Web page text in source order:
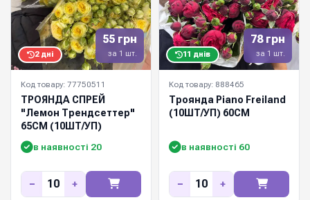
55 грн
за 1 шт.
2 дні
Код товару: 77750511
ТРОЯНДА СПРЕЙ
"Лемон Трендсеттер"
65СМ (10ШТ/УП)
в наявності 20
− +
78 грн
за 1 шт.
11 днів
Код товару: 888465
Троянда Piano Freiland
(10ШТ/УП) 60СМ
в наявності 60
− +